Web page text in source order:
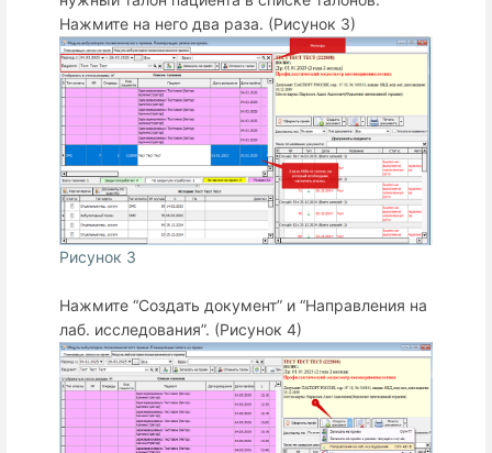
Нажмите на него два раза. (Рисунок 3)
Рисунок 3
Нажмите “Создать документ” и “Направления на
лаб. исследования”. (Рисунок 4)